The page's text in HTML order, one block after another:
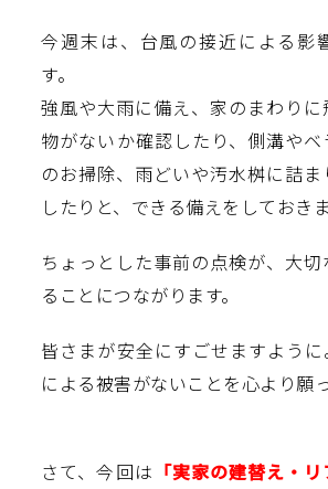
今週末は、台風の接近による影
す。
強風や大雨に備え、家のまわり
物がないか確認したり、側溝や
のお掃除、雨どいや汚水桝に詰
したりと、できる備えをしておき
ちょっとした事前の点検が、大
ることにつながります。
皆さまが安全にすごせますよう
による被害がないことを心より願
さて、今回は 「実家の建替え・